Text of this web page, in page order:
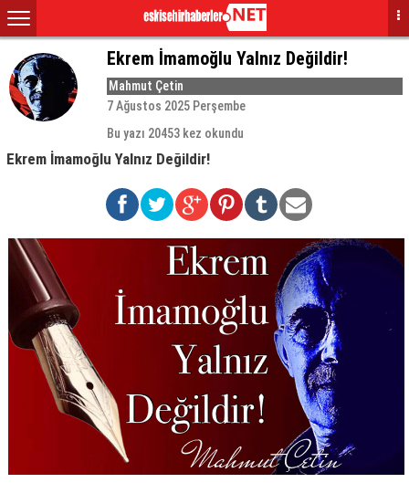
Ekrem İmamoğlu Yalnız Değildir!
Mahmut Çetin
7 Ağustos 2025 Perşembe
Bu yazı 20453 kez okundu
Ekrem İmamoğlu Yalnız Değildir!